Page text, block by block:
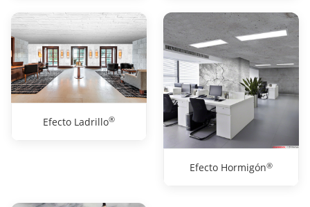
Efecto Ladrillo®
Efecto Hormigón®